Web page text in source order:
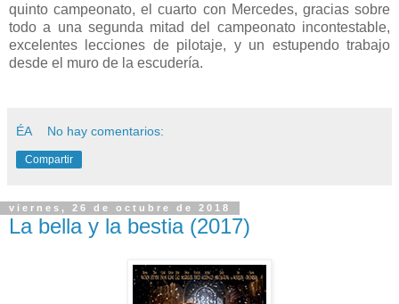
quinto campeonato, el cuarto con Mercedes, gracias sobre
todo a una segunda mitad del campeonato incontestable,
excelentes lecciones de pilotaje, y un estupendo trabajo
desde el muro de la escudería.
ÉA No hay comentarios:
Compartir
viernes, 26 de octubre de 2018
La bella y la bestia (2017)